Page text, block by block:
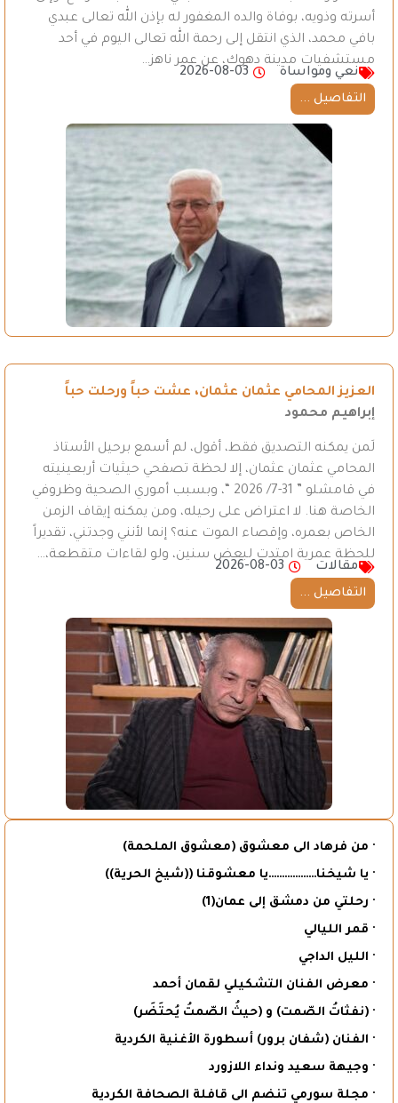
أسرته وذويه، بوفاة والده المغفور له بإذن الله تعالى عبدي
بافي محمد، الذي انتقل إلى رحمة الله تعالى اليوم في أحد
مستشفيات مدينة دهوك، عن عمر ناهز…
نعي ومواساة
2026-08-03
التفاصيل ...
العزيز المحامي عثمان عثمان، عشت حباً ورحلت حباً
إبراهيم محمود
لَمن يمكنه التصديق فقط، أقول، لم أسمع برحيل الأستاذ
المحامي عثمان عثمان، إلا لحظة تصفحي حيثيات أربعينيته
في قامشلو ” 31-7/ 2026 “، وبسبب أموري الصحية وظروفي
الخاصة هنا. لا اعتراض على رحيله، ومن يمكنه إيقاف الزمن
الخاص بعمره، وإقصاء الموت عنه؟ إنما لأنني وجدتني، تقديراً
للحظة عمرية امتدت لبعض سنين، ولو لقاءات متقطعة،…
مقالات
2026-08-03
التفاصيل ...
· من فرهاد الى معشوق (معشوق الملحمة)
· يا شيخنا………………يا معشوقنا ((شيخ الحرية))
· رحلتي من دمشق إلى عمان(1)
· قمر الليالي
· الليل الداجي
· معرض الفنان التشكيلي لقمان أحمد
· (نفثاتُ الصّمت) و (حيثُ الصّمتُ يُحتَضَر)
· الفنان (شفان برور) أسطورة الأغنية الكردية
· وجيهة سعيد ونداء اللازورد
· مجلة سورمي تنضم الى قافلة الصحافة الكردية